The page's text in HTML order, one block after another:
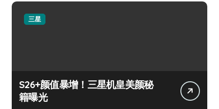
三星
S26+颜值暴增！三星机皇美颜秘
籍曝光